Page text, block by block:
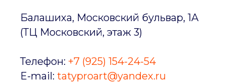
Балашиха, Московский бульвар, 1А
(ТЦ Московский, этаж 3)
Телефон: +7 (925) 154-24-54
E-mail: tatyproart@yandex.ru